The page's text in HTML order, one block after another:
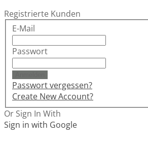
Registrierte Kunden
E-Mail
Passwort
Passwort vergessen?
Create New Account?
Or Sign In With
Sign in with Google